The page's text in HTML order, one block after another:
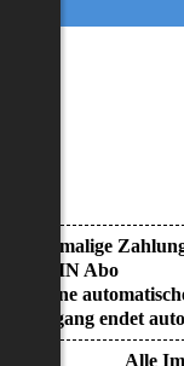
• Einmalige
• KEIN Abo
• Keine
• Zugang endet
Alle